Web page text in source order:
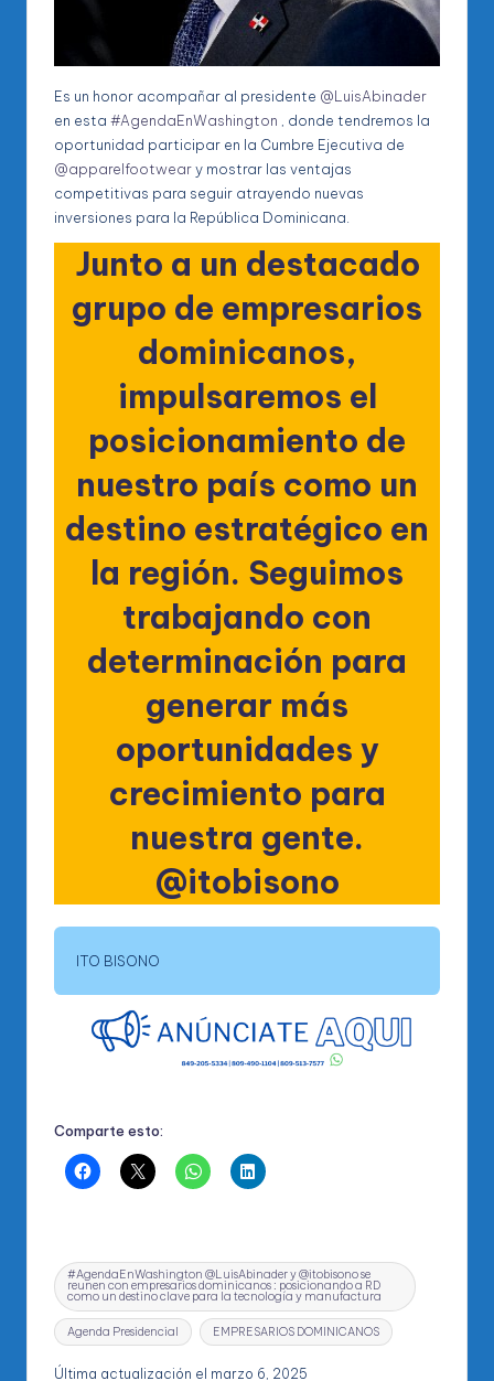
Es un honor acompañar al presidente @LuisAbinader
en esta #AgendaEnWashington , donde tendremos la
oportunidad participar en la Cumbre Ejecutiva de
@apparelfootweary mostrar las ventajas
competitivas para seguir atrayendo nuevas
inversiones para la República Dominicana.
Junto a un destacado
grupo de empresarios
dominicanos,
impulsaremos el
posicionamiento de
nuestro país como un
destino estratégico en
la región. Seguimos
trabajando con
determinación para
generar más
oportunidades y
crecimiento para
nuestra gente.
@itobisono
ITO BISONO
Comparte esto:
Etiquetas:
#AgendaEnWashington @LuisAbinader y @itobisono se
reunen con empresarios dominicanos : posicionando a RD
como un destino clave para la tecnología y manufactura
Agenda Presidencial EMPRESARIOS DOMINICANOS
Última actualización el marzo 6, 2025